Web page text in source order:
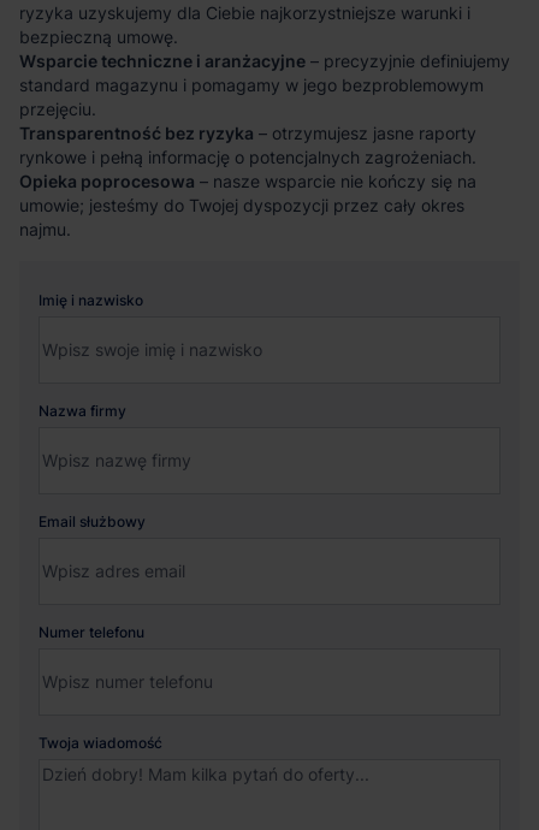
ryzyka uzyskujemy dla Ciebie najkorzystniejsze warunki i
bezpieczną umowę.
Wsparcie techniczne i aranżacyjne – precyzyjnie definiujemy
standard magazynu i pomagamy w jego bezproblemowym
przejęciu.
Transparentność bez ryzyka – otrzymujesz jasne raporty
rynkowe i pełną informację o potencjalnych zagrożeniach.
Opieka poprocesowa – nasze wsparcie nie kończy się na
umowie; jesteśmy do Twojej dyspozycji przez cały okres
najmu.
Imię i nazwisko
Nazwa firmy
Email służbowy
Numer telefonu
Twoja wiadomość